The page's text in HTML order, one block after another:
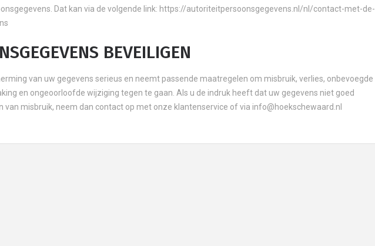
Dat kan via de volgende link: https://autoriteitpersoonsgegevens.nl/nl/contact-met-de-
BEVEILIGEN
van uw gegevens serieus en neemt passende maatregelen om misbruik, verlies, onbevoegde
en ongeoorloofde wijziging tegen te gaan. Als u de indruk heeft dat uw gegevens niet goed
van misbruik, neem dan contact op met onze klantenservice of via info@hoekschewaard.nl